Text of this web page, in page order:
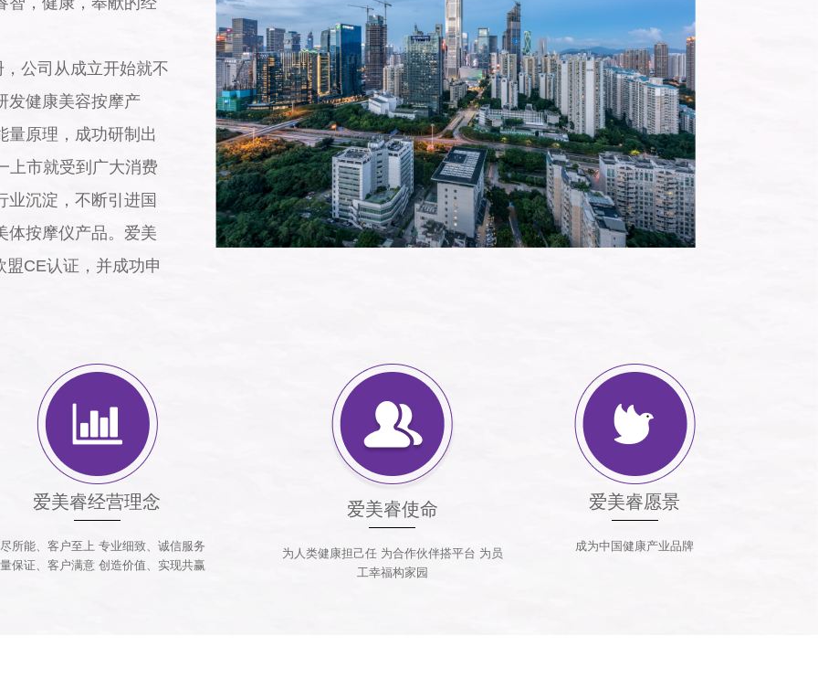
公司从成立开始就不
发健康美容按摩产
量原理，成功研制出
上市就受到广大消费
业沉淀，不断引进国
体按摩仪产品。爱美
CE认证，并成功申
爱美睿经营理念
所能、客户至上 专业细致、诚信服务
保证、客户满意 创造价值、实现共赢
爱美睿使命
为人类健康担己任 为合作伙伴搭平台 为员
工幸福构家园
爱美睿愿景
成为中国健康产业品牌